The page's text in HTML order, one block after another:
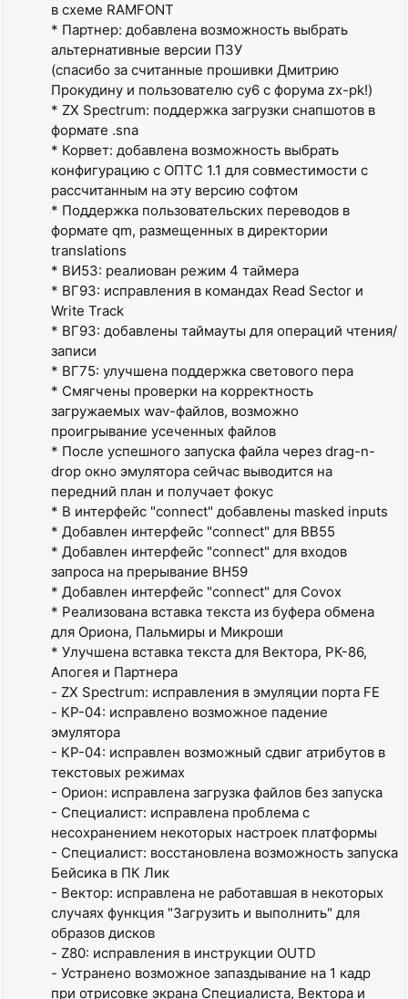
в схеме RAMFONT
* Партнер: добавлена возможность выбрать
альтернативные версии ПЗУ
(спасибо за считанные прошивки Дмитрию
Прокудину и пользователю cy6 с форума zx-pk!)
* ZX Spectrum: поддержка загрузки снапшотов в
формате .sna
* Корвет: добавлена возможность выбрать
конфигурацию с ОПТС 1.1 для совместимости с
рассчитанным на эту версию софтом
* Поддержка пользовательских переводов в
формате qm, размещенных в директории
translations
* ВИ53: реалиован режим 4 таймера
* ВГ93: исправления в командах Read Sector и
Write Track
* ВГ93: добавлены таймауты для операций чтения/
записи
* ВГ75: улучшена поддержка светового пера
* Смягчены проверки на корректность
загружаемых wav-файлов, возможно
проигрывание усеченных файлов
* После успешного запуска файла через drag-n-
drop окно эмулятора сейчас выводится на
передний план и получает фокус
* В интерфейс "connect" добавлены masked inputs
* Добавлен интерфейс "connect" для ВВ55
* Добавлен интерфейс "connect" для входов
запроса на прерывание ВН59
* Добавлен интерфейс "connect" для Covox
* Реализована вставка текста из буфера обмена
для Ориона, Пальмиры и Микроши
* Улучшена вставка текста для Вектора, РК-86,
Апогея и Партнера
- ZX Spectrum: исправления в эмуляции порта FE
- КР-04: исправлено возможное падение
эмулятора
- КР-04: исправлен возможный сдвиг атрибутов в
текстовых режимах
- Орион: исправлена загрузка файлов без запуска
- Специалист: исправлена проблема с
несохранением некоторых настроек платформы
- Специалист: восстановлена возможность запуска
Бейсика в ПК Лик
- Вектор: исправлена не работавшая в некоторых
случаях функция "Загрузить и выполнить" для
образов дисков
- Z80: исправления в инструкции OUTD
- Устранено возможное запаздывание на 1 кадр
при отрисовке экрана Специалиста, Вектора и